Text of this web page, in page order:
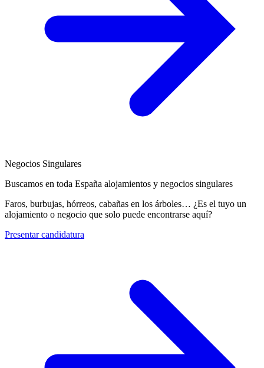
Negocios Singulares
Buscamos en toda España alojamientos y negocios singulares
Faros, burbujas, hórreos, cabañas en los árboles… ¿Es el tuyo un
alojamiento o negocio que solo puede encontrarse aquí?
Presentar candidatura